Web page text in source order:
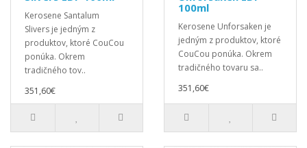
Kerosene Santalum
Slivers je jedným z
produktov, ktoré CouCou
ponúka. Okrem
tradičného tov..
351,60€
100ml
Kerosene Unforsaken je
jedným z produktov, ktoré
CouCou ponúka. Okrem
tradičného tovaru sa..
351,60€